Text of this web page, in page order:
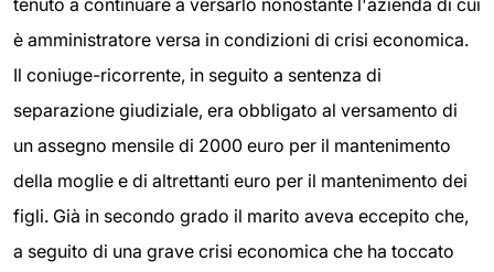
tenuto a continuare a versarlo nonostante l'azienda di cui
è amministratore versa in condizioni di crisi economica.
Il coniuge-ricorrente, in seguito a sentenza di
separazione giudiziale, era obbligato al versamento di
un assegno mensile di 2000 euro per il mantenimento
della moglie e di altrettanti euro per il mantenimento dei
figli. Già in secondo grado il marito aveva eccepito che,
a seguito di una grave crisi economica che ha toccato